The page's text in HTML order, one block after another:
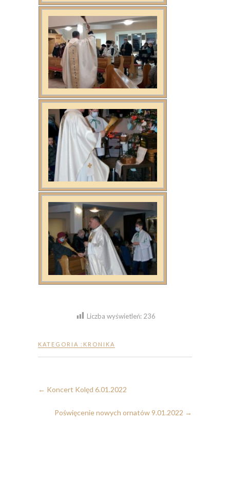
Liczba wyświetleń: 236
KATEGORIA : KRONIKA
← Koncert Kolęd 6.01.2022
Poświęcenie nowych ornatów 9.01.2022 →